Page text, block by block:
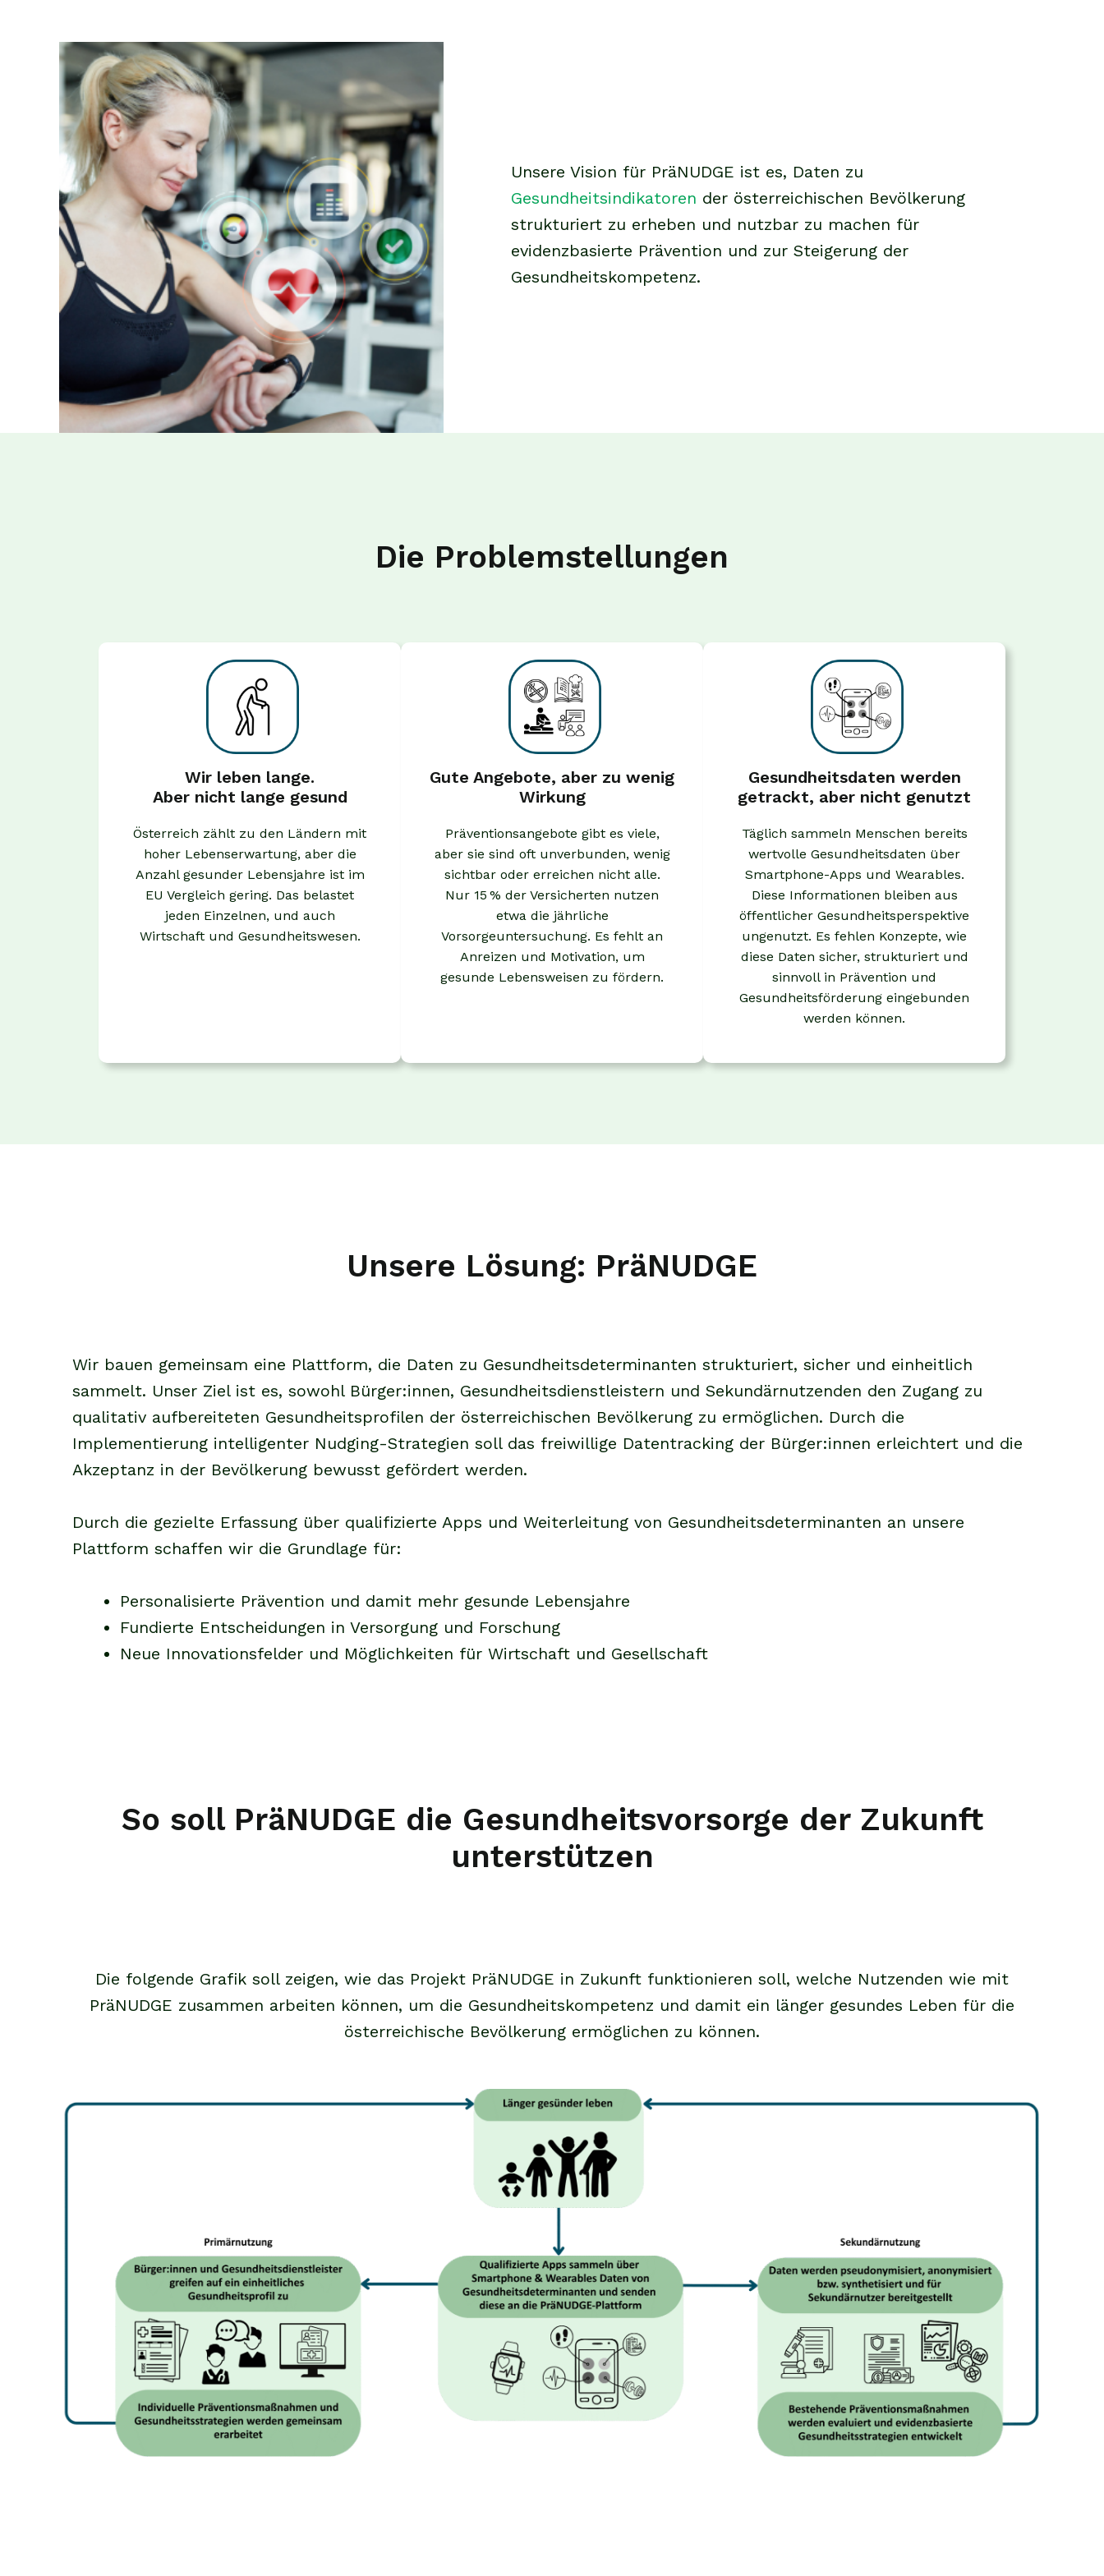
Unsere Vision für PräNUDGE ist es, Daten zu
Gesundheitsindikatoren der österreichischen Bevölkerung
strukturiert zu erheben und nutzbar zu machen für
evidenzbasierte Prävention und zur Steigerung der
Gesundheitskompetenz.
Die Problemstellungen
Wir leben lange.
Aber nicht lange gesund
Österreich zählt zu den Ländern mit
hoher Lebenserwartung, aber die
Anzahl gesunder Lebensjahre ist im
EU Vergleich gering. Das belastet
jeden Einzelnen, und auch
Wirtschaft und Gesundheitswesen.
Gute Angebote, aber zu wenig
Wirkung
Präventionsangebote gibt es viele,
aber sie sind oft unverbunden, wenig
sichtbar oder erreichen nicht alle.
Nur 15 % der Versicherten nutzen
etwa die jährliche
Vorsorgeuntersuchung. Es fehlt an
Anreizen und Motivation, um
gesunde Lebensweisen zu fördern.
Gesundheitsdaten werden
getrackt, aber nicht genutzt
Täglich sammeln Menschen bereits
wertvolle Gesundheitsdaten über
Smartphone-Apps und Wearables.
Diese Informationen bleiben aus
öffentlicher Gesundheitsperspektive
ungenutzt. Es fehlen Konzepte, wie
diese Daten sicher, strukturiert und
sinnvoll in Prävention und
Gesundheitsförderung eingebunden
werden können.
Unsere Lösung: PräNUDGE
Wir bauen gemeinsam eine Plattform, die Daten zu Gesundheitsdeterminanten strukturiert, sicher und einheitlich
sammelt. Unser Ziel ist es, sowohl Bürger:innen, Gesundheitsdienstleistern und Sekundärnutzenden den Zugang zu
qualitativ aufbereiteten Gesundheitsprofilen der österreichischen Bevölkerung zu ermöglichen. Durch die
Implementierung intelligenter Nudging-Strategien soll das freiwillige Datentracking der Bürger:innen erleichtert und die
Akzeptanz in der Bevölkerung bewusst gefördert werden.
Durch die gezielte Erfassung über qualifizierte Apps und Weiterleitung von Gesundheitsdeterminanten an unsere
Plattform schaffen wir die Grundlage für:
Personalisierte Prävention und damit mehr gesunde Lebensjahre
Fundierte Entscheidungen in Versorgung und Forschung
Neue Innovationsfelder und Möglichkeiten für Wirtschaft und Gesellschaft
So soll PräNUDGE die Gesundheitsvorsorge der Zukunft
unterstützen
Die folgende Grafik soll zeigen, wie das Projekt PräNUDGE in Zukunft funktionieren soll, welche Nutzenden wie mit
PräNUDGE zusammen arbeiten können, um die Gesundheitskompetenz und damit ein länger gesundes Leben für die
österreichische Bevölkerung ermöglichen zu können.